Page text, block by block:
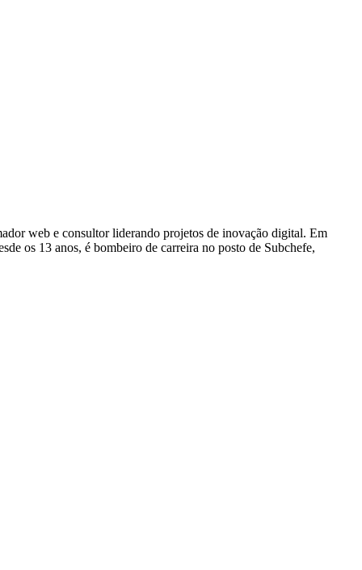
web e consultor liderando projetos de inovação digital. Em
os 13 anos, é bombeiro de carreira no posto de Subchefe,